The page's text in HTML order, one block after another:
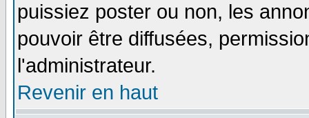
puissiez poster ou non, les
pouvoir être diffusées,
l'administrateur.
Revenir en haut